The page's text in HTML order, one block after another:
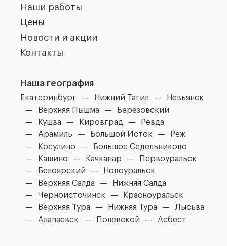
Наши работы
Цены
Новости и акции
Контакты
Наша география
Екатеринбург Нижний Тагил
Невьянск
Верхняя Пышма
Березовский
Кушва
Кировград
Ревда
Арамиль
Большой Исток
Реж
Косулино
Большое Седельниково
Кашино
Качканар
Первоуральск
Белоярский
Новоуральск
Верхняя Салда
Нижняя Салда
Черноисточинск
Красноуральск
Верхняя Тура
Нижняя Тура
Лысьва
Алапаевск
Полевской Асбест